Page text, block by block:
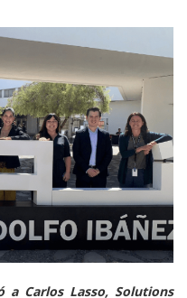
Carlos Lasso, Solutions